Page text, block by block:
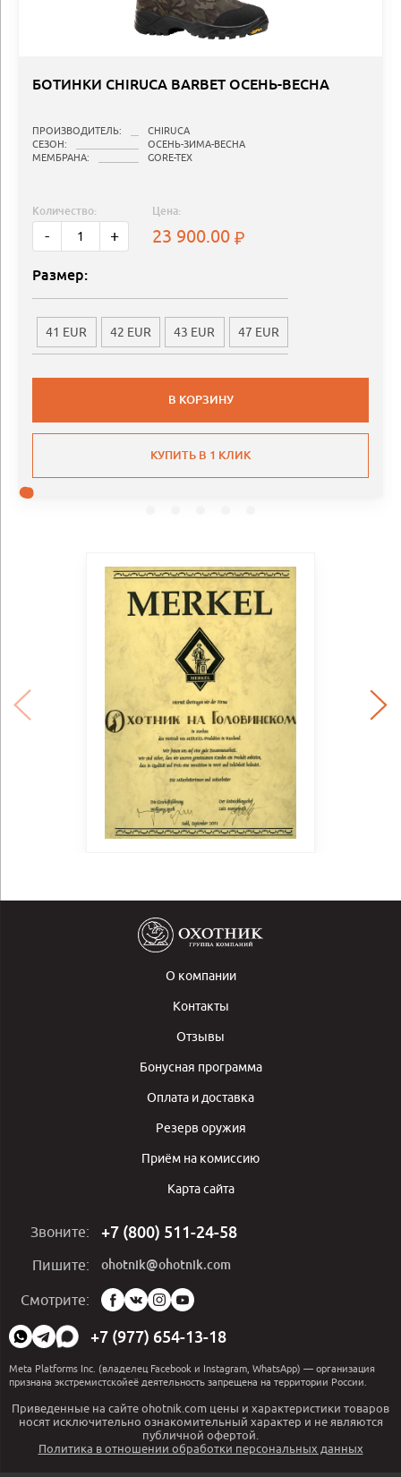
БОТИНКИ CHIRUCA BARBET ОСЕНЬ-ВЕСНА
ПРОИЗВОДИТЕЛЬ:
CHIRUCA
СЕЗОН:
ОСЕНЬ-ЗИМА-ВЕСНА
МЕМБРАНА:
GORE-TEX
Количество:
- +
Цена:
23 900.00
Размер:
41 EUR 42 EUR 43 EUR 47 EUR
В КОРЗИНУ
КУПИТЬ В 1 КЛИК
О компании
Контакты
Отзывы
Бонусная программа
Оплата и доставка
Резерв оружия
Приём на комиссию
Карта сайта
Звоните: +7 (800) 511-24-58
Пишите: ohotnik@ohotnik.com
Смотрите:
Мы
в
социальных
сетях:
+7 (977) 654-13-18
Meta Platforms Inc. (владелец Facebook и Instagram, WhatsApp) — организация
признана экстремистскойеё деятельность запрещена на территории России.
Приведенные на сайте ohotnik.com цены и характеристики товаров
носят исключительно ознакомительный характер и не являются
публичной офертой.
Политика в отношении обработки персональных данных